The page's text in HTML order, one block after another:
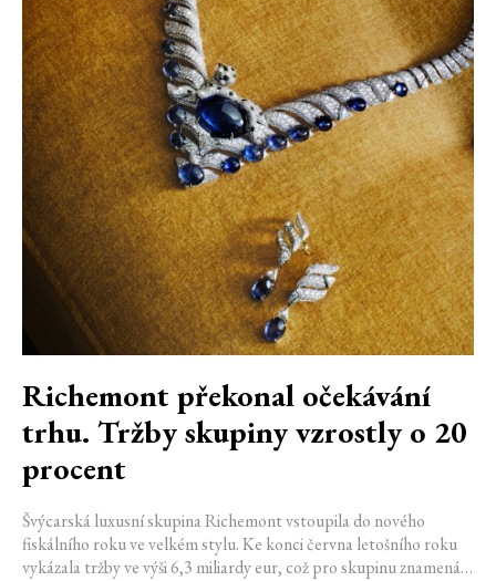
Richemont překonal očekávání
trhu. Tržby skupiny vzrostly o 20
procent
Švýcarská luxusní skupina Richemont vstoupila do nového
fiskálního roku ve velkém stylu. Ke konci června letošního roku
vykázala tržby ve výši 6,3 miliardy eur, což pro skupinu znamená